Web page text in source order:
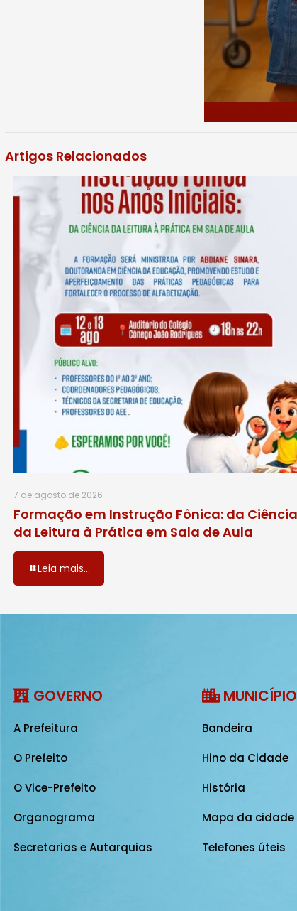
Artigos Relacionados
7 de agosto de 2026
Formação em Instrução Fônica: da Ciência
da Leitura à Prática em Sala de Aula
Leia mais...
GOVERNO
A Prefeitura
O Prefeito
O Vice-Prefeito
Organograma
Secretarias e Autarquias
MUNICÍPIO
Bandeira
Hino da Cidade
História
Mapa da cidade
Telefones úteis